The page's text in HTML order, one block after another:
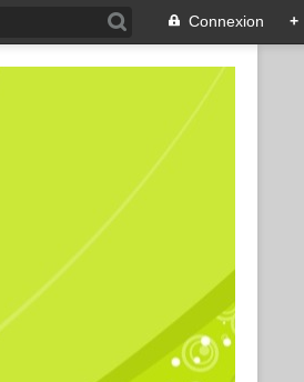
Connexion +